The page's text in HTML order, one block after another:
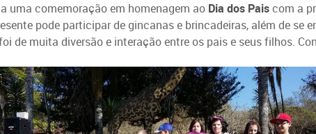
uma comemoração em homenagem ao Dia dos Paiscom a
pode participar de gincanas e brincadeiras, além de se
de muita diversão e interação entre os pais e seus filhos.